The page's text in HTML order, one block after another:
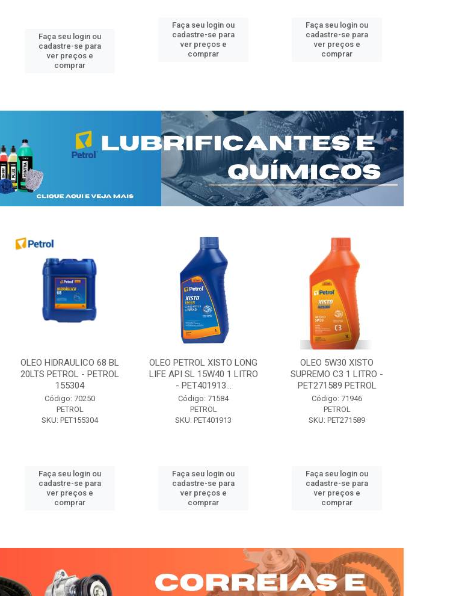
Faça seu login ou
cadastre-se para
ver preços e
comprar
Faça seu login ou
cadastre-se para
ver preços e
comprar
Faça seu login ou
cadastre-se para
ver preços e
comprar
OLEO HIDRAULICO 68 BL
20LTS PETROL - PETROL
155304
Código: 70250
PETROL
SKU: PET155304
Faça seu login ou
cadastre-se para
ver preços e
comprar
OLEO PETROL XISTO LONG
LIFE API SL 15W40 1 LITRO
- PET401913...
Código: 71584
PETROL
SKU: PET401913
Faça seu login ou
cadastre-se para
ver preços e
comprar
OLEO 5W30 XISTO
SUPREMO C3 1 LITRO -
PET271589 PETROL
Código: 71946
PETROL
SKU: PET271589
Faça seu login ou
cadastre-se para
ver preços e
comprar